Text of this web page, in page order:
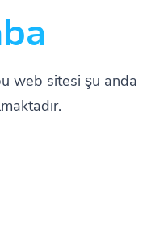
web sitesi şu anda